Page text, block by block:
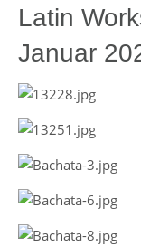
Latin
Januar